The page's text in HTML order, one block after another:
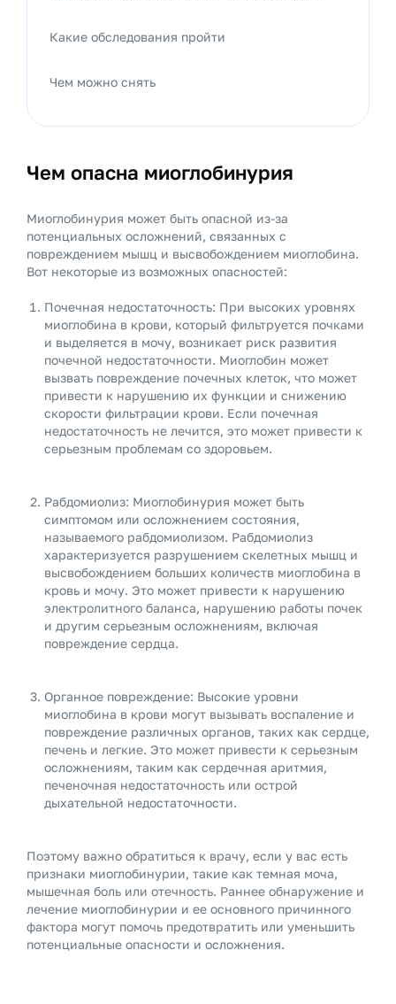
Чем опасна миоглобинурия
Миоглобинурия может быть опасной из-за
потенциальных осложнений, связанных с
повреждением мышц и высвобождением миоглобина.
Вот некоторые из возможных опасностей:
Почечная недостаточность: При высоких уровнях
миоглобина в крови, который фильтруется почками
и выделяется в мочу, возникает риск развития
почечной недостаточности. Миоглобин может
вызвать повреждение почечных клеток, что может
привести к нарушению их функции и снижению
скорости фильтрации крови. Если почечная
недостаточность не лечится, это может привести к
серьезным проблемам со здоровьем.
Рабдомиолиз: Миоглобинурия может быть
симптомом или осложнением состояния,
называемого рабдомиолизом. Рабдомиолиз
характеризуется разрушением скелетных мышц и
высвобождением больших количеств миоглобина в
кровь и мочу. Это может привести к нарушению
электролитного баланса, нарушению работы почек
и другим серьезным осложнениям, включая
повреждение сердца.
Органное повреждение: Высокие уровни
миоглобина в крови могут вызывать воспаление и
повреждение различных органов, таких как сердце,
печень и легкие. Это может привести к серьезным
осложнениям, таким как сердечная аритмия,
печеночная недостаточность или острой
дыхательной недостаточности.
Поэтому важно обратиться к врачу, если у вас есть
признаки миоглобинурии, такие как темная моча,
мышечная боль или отечность. Раннее обнаружение и
лечение миоглобинурии и ее основного причинного
фактора могут помочь предотвратить или уменьшить
потенциальные опасности и осложнения.
Какие обследования пройти
Чем можно снять